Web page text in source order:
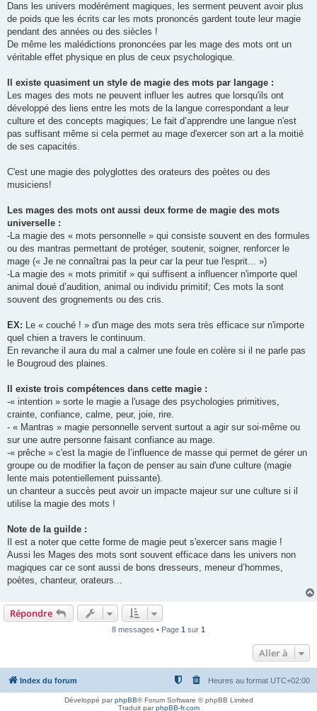
Dans les univers modérément magiques, les serment peuvent avoir plus
de poids que les écrits car les mots prononcés gardent toute leur magie
pendant des années ou des siècles !
De même les malédictions prononcées par les mage des mots ont un
véritable effet physique en plus de ceux psychologique.
Il existe quasiment un style de magie des mots par langage :
Les mages des mots ne peuvent influer les autres que lorsqu'ils ont
développé des liens entre les mots de la langue correspondant a leur
culture et des concepts magiques; Le fait d’apprendre une langue n'est
pas suffisant même si cela permet au mage d'exercer son art a la moitié
de ses capacités.
C'est une magie des polyglottes des orateurs des poètes ou des
musiciens!
Les mages des mots ont aussi deux forme de magie des mots
universelle :
-La magie des « mots personnelle » qui consiste souvent en des formules
ou des mantras permettant de protéger, soutenir, soigner, renforcer le
mage (« Je ne connaîtrai pas la peur car la peur tue l'esprit... »)
-La magie des « mots primitif » qui suffisent a influencer n'importe quel
animal doué d’audition, animal ou individu primitif; Ces mots la sont
souvent des grognements ou des cris.
EX: Le « couché ! » d'un mage des mots sera très efficace sur n'importe
quel chien a travers le continuum.
En revanche il aura du mal a calmer une foule en colère si il ne parle pas
le Bougroud des plaines.
Il existe trois compétences dans cette magie :
-« intention » sorte le magie a l'usage des psychologies primitives,
crainte, confiance, calme, peur, joie, rire.
- « Mantras » magie personnelle servent surtout a agir sur soi-même ou
sur une autre personne faisant confiance au mage.
-« prêche » c'est la magie de l’influence de masse qui permet de gérer un
groupe ou de modifier la façon de penser au sain d'une culture (magie
lente mais potentiellement puissante).
un chanteur a succès peut avoir un impacte majeur sur une culture si il
utilise la magie des mots !
Note de la guilde :
Il est a noter que cette forme de magie peut s'exercer sans magie !
Aussi les Mages des mots sont souvent efficace dans les univers non
magiques car ce sont aussi de bons dresseurs, meneur d’hommes,
poètes, chanteur, orateurs...
Répondre
8 messages • Page 1 sur 1
Aller à
Index du forum Heures au format UTC+02:00
Développé parphpBB® Forum Software © phpBB Limited
Traduit parphpBB-fr.com